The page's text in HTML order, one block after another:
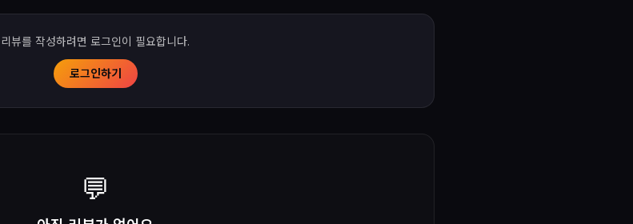
리뷰를 작성하려면 로그인이 필요합니다.
로그인하기
💬